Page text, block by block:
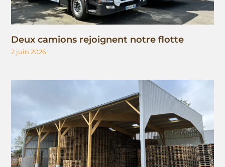
Deux camions rejoignent notre flotte
2 juin 2026